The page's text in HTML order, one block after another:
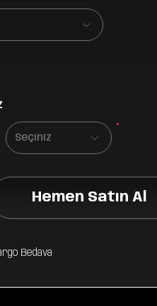
Hemen Satın Al
Bedava